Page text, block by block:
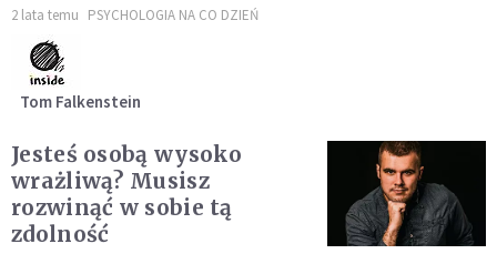
2 lata temu PSYCHOLOGIA NA CO DZIEŃ
Tom Falkenstein
Jesteś osobą wysoko
wrażliwą? Musisz
rozwinąć w sobie tą
zdolność